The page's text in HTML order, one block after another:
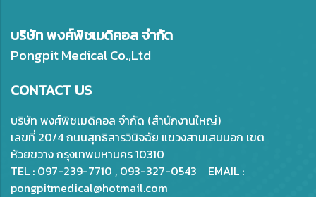
บริษัท พงศ์พิชเมดิคอล จำกัด
Pongpit Medical Co.,Ltd
CONTACT US
บริษัท พงศ์พิชเมดิคอล จำกัด (สำนักงานใหญ่)
เลขที่ 20/4 ถนนสุทธิสารวินิจฉัย แขวงสามเสนนอก เขต
ห้วยขวาง กรุงเทพมหานคร 10310
TEL : 097-239-7710 , 093-327-0543 EMAIL :
pongpitmedical@hotmail.com